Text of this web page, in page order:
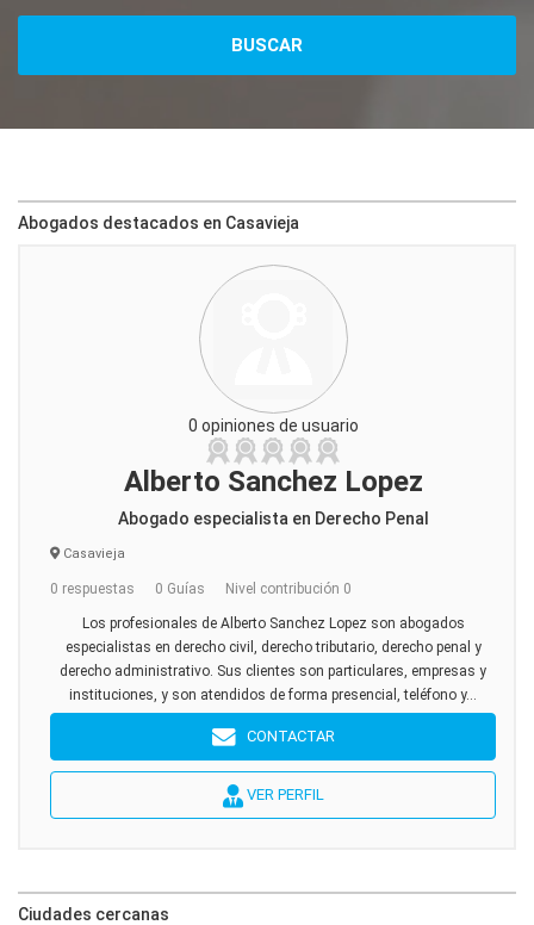
Abogados destacados en Casavieja
0 opiniones de usuario
Alberto Sanchez Lopez
Abogado especialista en Derecho Penal
Casavieja
0 respuestas 0 Guías Nivel contribución 0
Los profesionales de Alberto Sanchez Lopez son abogados
especialistas en derecho civil, derecho tributario, derecho penal y
derecho administrativo. Sus clientes son particulares, empresas y
instituciones, y son atendidos de forma presencial, teléfono y...
CONTACTAR
VER PERFIL
Ciudades cercanas